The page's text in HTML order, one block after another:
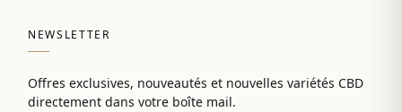
NEWSLETTER
Offres exclusives, nouveautés et nouvelles variétés CBD
directement dans votre boîte mail.